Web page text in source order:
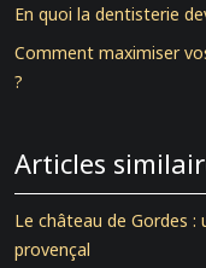
En quoi la dentisterie
Comment maximiser
?
Articles
Le château de Gordes
provençal